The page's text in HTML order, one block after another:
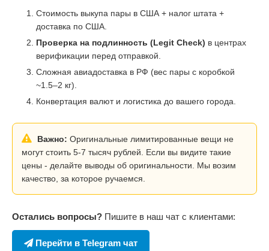
Стоимость выкупа пары в США + налог штата +
доставка по США.
Проверка на подлинность (Legit Check) в центрах
верификации перед отправкой.
Сложная авиадоставка в РФ (вес пары с коробкой
~1.5–2 кг).
Конвертация валют и логистика до вашего города.
Важно: Оригинальные лимитированные вещи не
могут стоить 5-7 тысяч рублей. Если вы видите такие
цены - делайте выводы об оригинальности. Мы возим
качество, за которое ручаемся.
Остались вопросы? Пишите в наш чат с клиентами:
Перейти в Telegram чат